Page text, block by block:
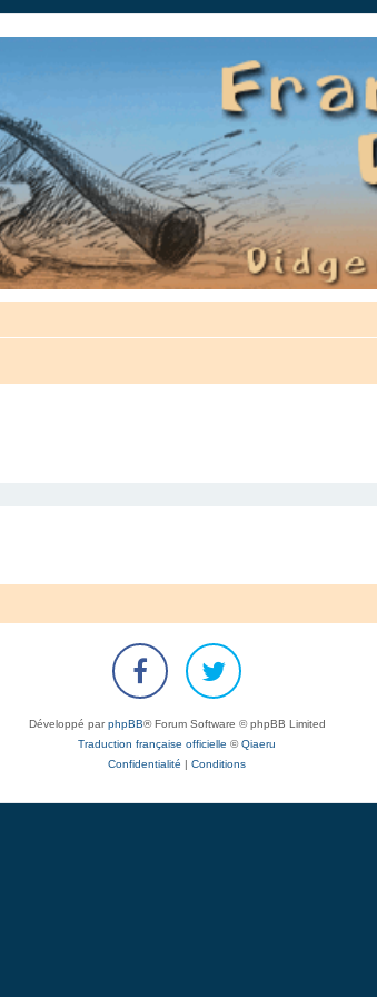
Développé parphpBB® Forum Software © phpBB Limited
Traduction française officielle ©Qiaeru
Confidentialité | Conditions